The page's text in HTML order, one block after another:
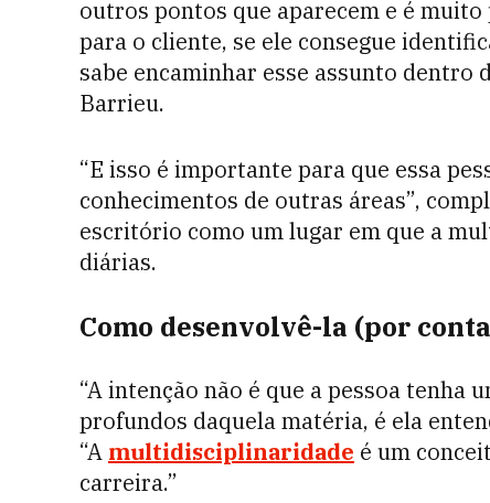
outros pontos que aparecem e é
para o cliente, se ele consegue
sabe encaminhar esse assunto dentro
Barrieu.
“E isso é importante para que essa
conhecimentos de outras áreas”,
escritório como um lugar em que a
diárias.
Como desenvolvê-la (por
“A intenção não é que a pessoa tenha
profundos daquela matéria, é ela
“A multidisciplinaridade é um
carreira.”